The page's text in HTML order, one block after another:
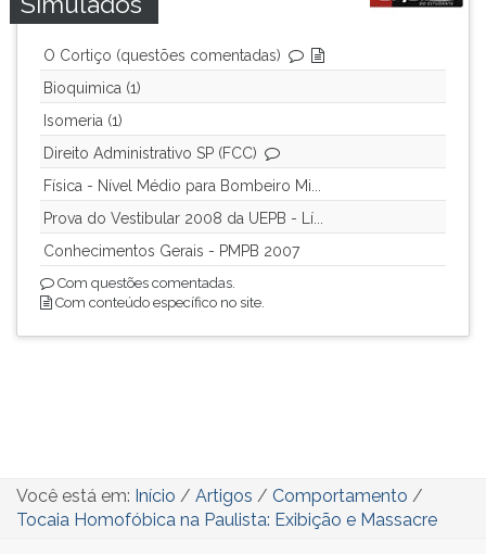
O Cortiço (questões comentadas)
Bioquimica (1)
Isomeria (1)
Direito Administrativo SP (FCC)
Física - Nível Médio para Bombeiro Mi...
Prova do Vestibular 2008 da UEPB - Lí...
Conhecimentos Gerais - PMPB 2007
Com questões comentadas.
Com conteúdo específico no site.
Você está em: Início / Artigos / Comportamento /
Tocaia Homofóbica na Paulista: Exibição e Massacre